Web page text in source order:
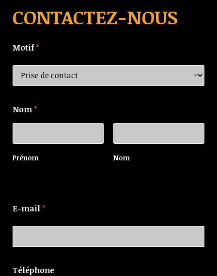
CONTACTEZ-NOUS
Motif*
Nom*
Prénom Nom
E-mail*
Téléphone